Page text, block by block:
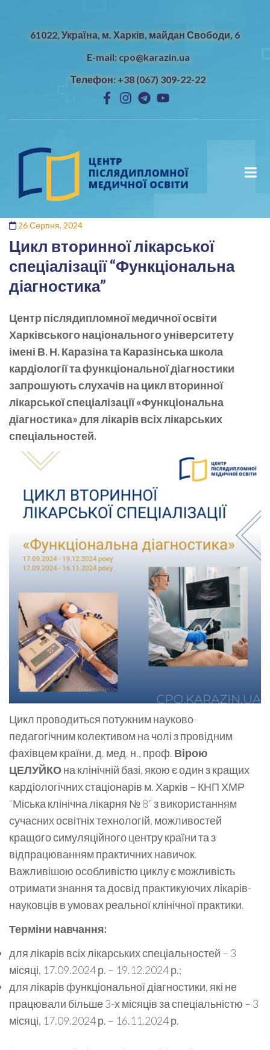
61022, Україна, м. Харків, майдан Свободи, 6
E-mail: cpo@karazin.ua
Телефон: +38 (067) 309-22-22
26 Серпня, 2024
Цикл вторинної лікарської
спеціалізації “Функціональна
діагностика”
Центр післядипломної медичної освіти
Харківського національного університету
імені В. Н. Каразіна та Каразінська школа
кардіології та функціональної діагностики
запрошують слухачів на цикл вторинної
лікарської спеціалізації «Функціональна
діагностика» для лікарів всіх лікарських
спеціальностей.
Цикл проводиться потужним науково-
педагогічним колективом на чолі з провідним
фахівцем країни, д. мед. н., проф. Вірою
ЦЕЛУЙКОна клінічній базі, якою є один з кращих
кардіологічних стаціонарів м. Харків – КНП ХМР
“Міська клінічна лікарня № 8” з використанням
сучасних освітніх технологій, можливостей
кращого симуляційного центру країни та з
відпрацюванням практичних навичок.
Важливішою особливістю циклу є можливість
отримати знання та досвід практикуючих лікарів-
науковців в умовах реальної клінічної практики.
Терміни навчання:
для лікарів всіх лікарських спеціальностей – 3
місяці, 17.09.2024 р. – 19.12.2024 р.;
для лікарів функціональної діагностики, які не
працювали більше 3-х місяців за спеціальністю – 3
місяці, 17.09.2024 р. – 16.11.2024 р.